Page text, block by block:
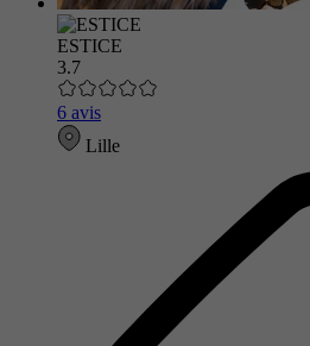
ESTICE
3.7
6 avis
Lille